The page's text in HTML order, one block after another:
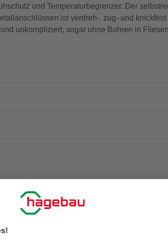
und Temperaturbegrenzer. Der
ist verdreh-, zug- und
unkompliziert, sogar ohne Bohren in